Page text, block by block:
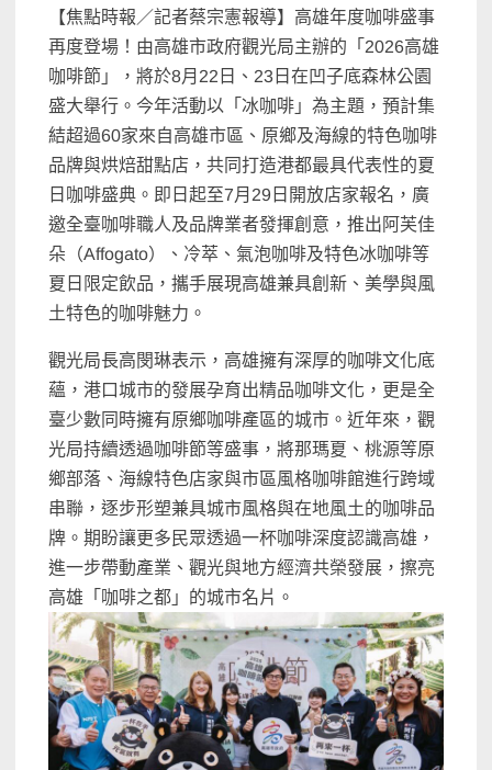
【焦點時報／記者蔡宗憲報導】高雄年度咖啡盛事
再度登場！由高雄市政府觀光局主辦的「2026高雄
咖啡節」，將於8月22日、23日在凹子底森林公園
盛大舉行。今年活動以「冰咖啡」為主題，預計集
結超過60家來自高雄市區、原鄉及海線的特色咖啡
品牌與烘焙甜點店，共同打造港都最具代表性的夏
日咖啡盛典。即日起至7月29日開放店家報名，廣
邀全臺咖啡職人及品牌業者發揮創意，推出阿芙佳
朵（Affogato）、冷萃、氣泡咖啡及特色冰咖啡等
夏日限定飲品，攜手展現高雄兼具創新、美學與風
土特色的咖啡魅力。
觀光局長高閔琳表示，高雄擁有深厚的咖啡文化底
蘊，港口城市的發展孕育出精品咖啡文化，更是全
臺少數同時擁有原鄉咖啡產區的城市。近年來，觀
光局持續透過咖啡節等盛事，將那瑪夏、桃源等原
鄉部落、海線特色店家與市區風格咖啡館進行跨域
串聯，逐步形塑兼具城市風格與在地風土的咖啡品
牌。期盼讓更多民眾透過一杯咖啡深度認識高雄，
進一步帶動產業、觀光與地方經濟共榮發展，擦亮
高雄「咖啡之都」的城市名片。